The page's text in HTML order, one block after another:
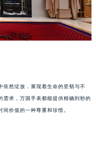
依然绽放，展现着生命的坚韧与不
需求，万国手表都能提供精确到秒的
价值的一种尊重和珍惜。